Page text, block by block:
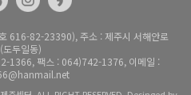
616-82-23390), 주소 : 제주시 서해안로
두일동)
1366, 팩스 : 064)742-1376, 이메일 :